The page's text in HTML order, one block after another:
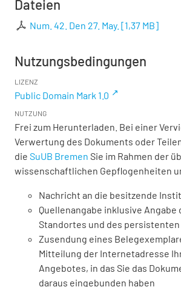
Dateien
Num. 42. Den 27. May. [1,37 MB]
Nutzungsbedingungen
LIZENZ
Public Domain Mark 1.0
NUTZUNG
Frei zum Herunterladen. Bei einer
Verwertung des Dokuments oder
die SuUB Bremen Sie im Rahmen der
wissenschaftlichen Gepflogenheiten
Nachricht an die besitzende
Quellenangabe inklusive Angabe
Standortes und des
Zusendung eines
Mitteilung der Internetadresse
Angebotes, in das Sie das
daraus eingebunden haben